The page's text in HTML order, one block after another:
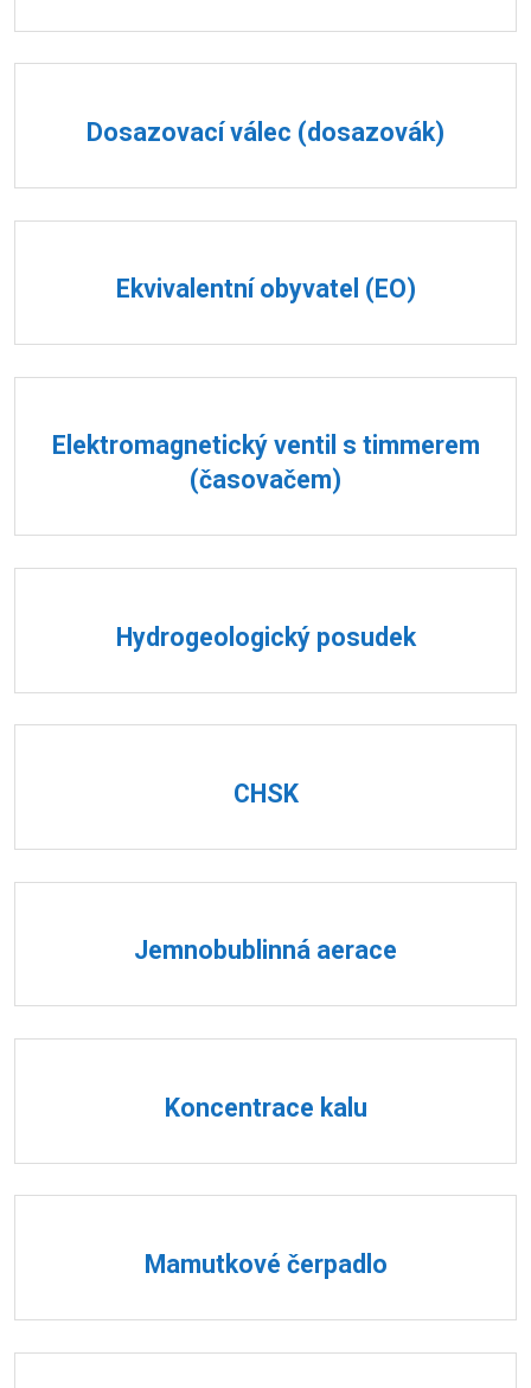
Dosazovací válec (dosazovák)
Ekvivalentní obyvatel (EO)
Elektromagnetický ventil s timmerem
(časovačem)
Hydrogeologický posudek
CHSK
Jemnobublinná aerace
Koncentrace kalu
Mamutkové čerpadlo